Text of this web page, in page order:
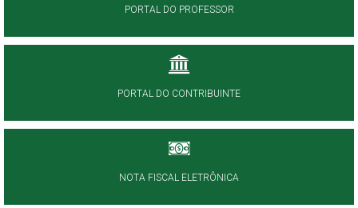
PORTAL DO PROFESSOR
PORTAL DO CONTRIBUINTE
NOTA FISCAL ELETRÔNICA